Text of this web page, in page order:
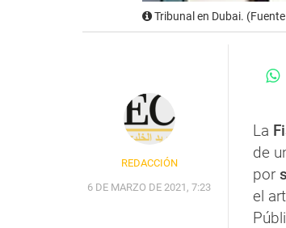
Tribunal en Dubai.
REDACCIÓN
6 DE MARZO DE 2021, 7:23
La
de
por
el